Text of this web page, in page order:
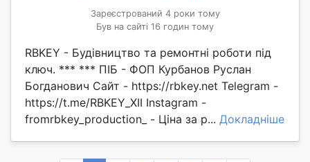
Зареєстрований 4 роки тому
Був на сайті 16 годин тому
RBKEY - Будівництво та ремонтні роботи під
ключ. *** *** ПІБ - ФОП Курбанов Руслан
Богданович Сайт - https://rbkey.net Telegram -
https://t.me/RBKEY_XII Instagram -
fromrbkey_production_ - Ціна за р... Докладніше